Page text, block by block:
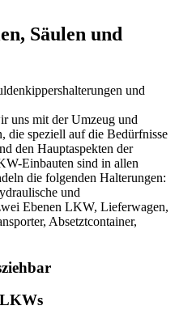
Säulen und
und
uns mit der Umzeug und
die speziell auf die Bedürfnisse
den Hauptaspekten der
Einbauten sind in allen
die folgenden Halterungen:
und
Ebenen LKW, Lieferwagen,
Absetztcontainer,
LKWs